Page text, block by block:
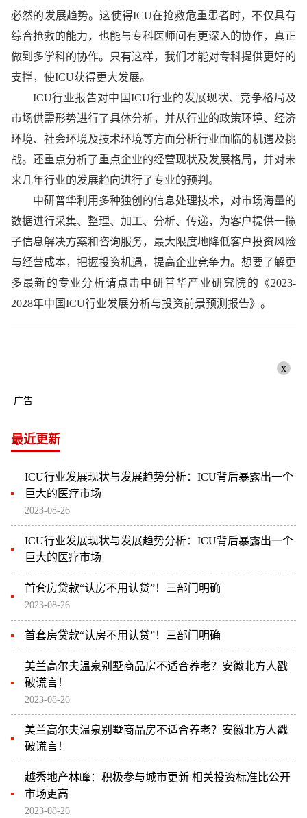
必然的发展趋势。这使得ICU在抢救危重患者时，不仅具有
综合抢救的能力，也能与专科医师间有更深入的协作，真正
做到多学科的协作。只有这样，我们才能对专科提供更好的
支撑，使ICU获得更大发展。
ICU行业报告对中国ICU行业的发展现状、竞争格局及
市场供需形势进行了具体分析，并从行业的政策环境、经济
环境、社会环境及技术环境等方面分析行业面临的机遇及挑
战。还重点分析了重点企业的经营现状及发展格局，并对未
来几年行业的发展趋向进行了专业的预判。
中研普华利用多种独创的信息处理技术，对市场海量的
数据进行采集、整理、加工、分析、传递，为客户提供一揽
子信息解决方案和咨询服务，最大限度地降低客户投资风险
与经营成本，把握投资机遇，提高企业竞争力。想要了解更
多最新的专业分析请点击中研普华产业研究院的《2023-
2028年中国ICU行业发展分析与投资前景预测报告》。
x
广告
最近更新
ICU行业发展现状与发展趋势分析：ICU背后暴露出一个
巨大的医疗市场
2023-08-26
ICU行业发展现状与发展趋势分析：ICU背后暴露出一个
巨大的医疗市场
首套房贷款“认房不用认贷”！三部门明确
2023-08-26
首套房贷款“认房不用认贷”！三部门明确
美兰高尔夫温泉别墅商品房不适合养老？安徽北方人戳
破谎言！
2023-08-26
美兰高尔夫温泉别墅商品房不适合养老？安徽北方人戳
破谎言！
越秀地产林峰：积极参与城市更新 相关投资标准比公开
市场更高
2023-08-26